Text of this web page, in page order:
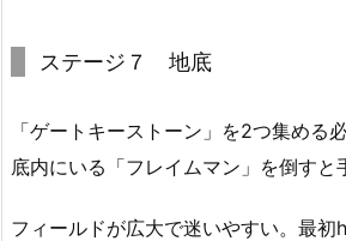
ステージ７ 地底
「ゲートキーストーン」を2つ集める
底内にいる「フレイムマン」を倒すと
フィールドが広大で迷いやすい。最初